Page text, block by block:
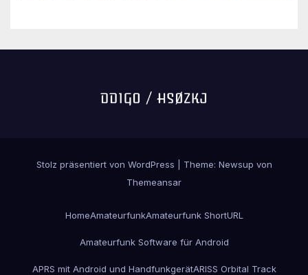
Stolz präsentiert von WordPress Theme: Newsup von
Themeansar
HomeAmateurfunkAmateurfunk ShortURL
Amateurfunk Software für Android
APRS mit Android und HandfunkgerätARISS Orbital Track